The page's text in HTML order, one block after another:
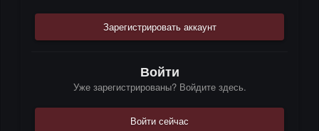
Зарегистрировать аккаунт
Войти
Уже зарегистрированы? Войдите здесь.
Войти сейчас